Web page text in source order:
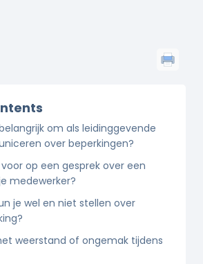
om als leidinggevende
over beperkingen?
op een gesprek over een
medewerker?
je wel en niet stellen over
weerstand of ongemak tijdens